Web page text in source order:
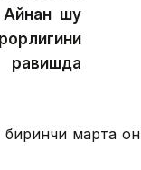
Айнан шу
равишда
марта қон